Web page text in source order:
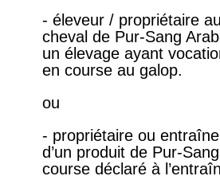
- éleveur / propriétaire
cheval de Pur-Sang
un élevage ayant
en course au galop.
ou
- propriétaire ou
d’un produit de Pur-
course déclaré à